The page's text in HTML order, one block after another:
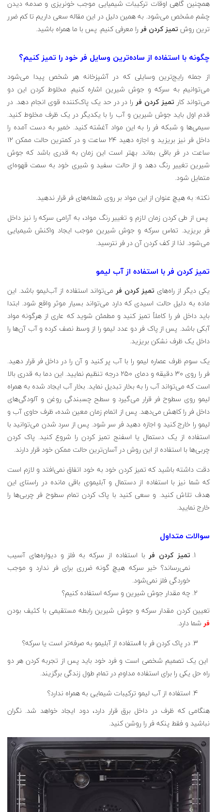
همچنین گاهی اوقات ترکیبات شیمیایی موجب خونریزی و صدمه دیدن
چشم مشخص می‌شود. به همین دلیل در این مقاله سعی داریم تا کم ضرر
ترین روش تمیز کردن فر را معرفی کنیم. پس با ما همراه باشید.
چگونه با استفاده از ساده‌ترین وسایل فر خود را تمیز کنیم؟
از جمله رایج‌ترین وسایلی که در آشپزخانه هر شخص پیدا می‌شود
می‌توانیم به سرکه و جوش شیرین اشاره کنیم. مخلوط کردن این دو
می‌تواند کار تمیز کردن فر را در در حد یک پاک‌کننده قوی انجام دهد. در
قدم اول باید جوش شیرین و آب را با یکدیگر در یک ظرف مخلوط کنید.
سیمی‌ها و شبکه فر را به این مواد آغشته کنید. خمیر به دست آمده را
داخل فر نیز بریزید و اجازه دهید ۲۴ ساعت و در کمترین حالت ممکن ۱۲
ساعت در فر باقی بماند. بهتر است این زمان به قدری باشد که جوش
شیرین تغییر رنگ دهد و از حالت سفید و شیری خود به سمت قهوه‌ای
متمایل شود.
نکته: به هیچ عنوان از این مواد بر روی شعله‌های فر قرار ندهید.
پس از طی کردن زمان لازم و تغییر رنگ مواد، به آرامی سرکه را نیز داخل
فر بریزید. تماس سرکه و جوش شیرین موجب ایجاد واکنش شیمیایی
می‌شود. لذا از کف کردن آن در فر نترسید.
تمیز کردن فر با استفاده از آب لیمو
یکی دیگر از راه‌های تمیز کردن فر می‌تواند استفاده از آب‌لیمو باشد‌. این
ماده به دلیل حالت اسیدی که دارد می‌تواند بسیار موثر واقع شود. ابتدا
باید داخل فر را کاملاً تمیز کنید و مطمئن شوید که عاری از هرگونه مواد
آبکی باشد. پس از پاک فر دو عدد لیمو را از وسط نصف کرده و آب آن‌ها را
داخل یک ظرف نشکن بریزید.
یک سوم ظرف عصاره لیمو را با آب پر کنید و آن را در داخل فر قرار دهید.
فر را روی ۳۰ دقیقه و دمای ۲۵۰ درجه تنظیم نمایید. این دما به قدری بالا
است که می‌تواند آب را به بخار تبدیل نماید. بخار آب ایجاد شده به همراه
لیمو روی سطوح فر قرار می‌گیرد و سطح چسبندگی روغن و آلودگی‌های
داخل فر را کاهش می‌دهد. پس از اتمام زمان معین شده، ظرف حاوی آب و
لیمو را خارج کنید و اجازه دهید فر سر شود. پس از سرد شدن می‌توانید با
استفاده از یک دستمال یا اسفنج تمیز کردن را شروع کنید. پاک کردن
چربی‌ها با استفاده از این روش در آسان‌ترین حالت ممکن خود قرار دارند.
دقت داشته باشید که تمیز کردن خود به خود اتفاق نمی‌افتد و لازم است
که شما نیز با استفاده از دستمال و آبلیموی باقی مانده در راستای این
هدف تلاش کنید. و سعی کنید با پاک کردن تمام سطوح فر چربی‌ها را
خارج نمایید.
سوالات متداول
تمیز کردن فر با استفاده از سرکه به فلز و دیواره‌های آسیب
نمی‌رساند؟ خیر سرکه هیچ گونه ضرری برای فر ندارد و موجب
خوردگی فلز نمی‌شود.
چه مقدار جوش شیرین و سرکه استفاده کنیم؟
تعیین کردن مقدار سرکه و جوش شیرین رابطه مستقیمی با کثیف بودن
فر شما دارد.
در پاک کردن فر با استفاده از آبلیمو به صرفه‌تر است یا سرکه؟
این یک تصمیم شخصی است و فرد خود باید پس از تجربه کردن هر دو
راه حل یکی را برای استفاده مداوم در تمام طول زندگی برگزیند.
استفاده از آب لیمو ترکیبات شیمایی به همراه ندارد؟
هنگامی که ظرف در داخل برق قرار دارد، دود ایجاد خواهد شد. نگران
نباشید و فقط پنکه فر را روشن کنید.